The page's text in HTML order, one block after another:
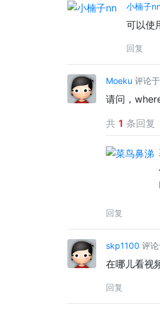
小楠子
可以使
回复
Moeku 评论
请问，
共 1 条回复
回复
skp1100 评
在哪儿看视
回复